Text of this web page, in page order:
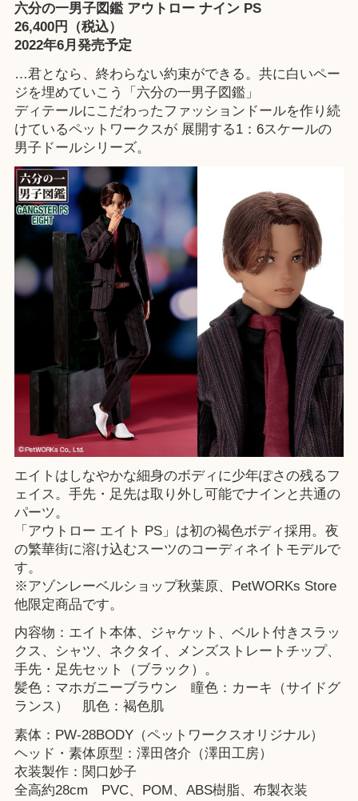
六分の一男子図鑑 アウトロー ナイン PS
26,400円（税込）
2022年6月発売予定
…君となら、終わらない約束ができる。共に白いペー
ジを埋めていこう「六分の一男子図鑑」
ディテールにこだわったファッションドールを作り続
けているペットワークスが 展開する1：6スケールの
男子ドールシリーズ。
エイトはしなやかな細身のボディに少年ぽさの残るフ
ェイス。手先・足先は取り外し可能でナインと共通の
パーツ。
「アウトロー エイト PS」は初の褐色ボディ採用。夜
の繁華街に溶け込むスーツのコーディネイトモデルで
す。
※アゾンレーベルショップ秋葉原、 PetWORKs Store
他限定商品です。
内容物：エイト本体、ジャケット、ベルト付きスラッ
クス、シャツ、ネクタイ、メンズストレートチップ、
手先・足先セット（ブラック）。
髪色：マホガニーブラウン 瞳色：カーキ（サイドグ
ランス） 肌色：褐色肌
素体：PW-28BODY（ペットワークスオリジナル）
ヘッド・素体原型：澤田啓介（澤田工房）
衣装製作：関口妙子
全高約28cm PVC、POM、ABS樹脂、布製衣装